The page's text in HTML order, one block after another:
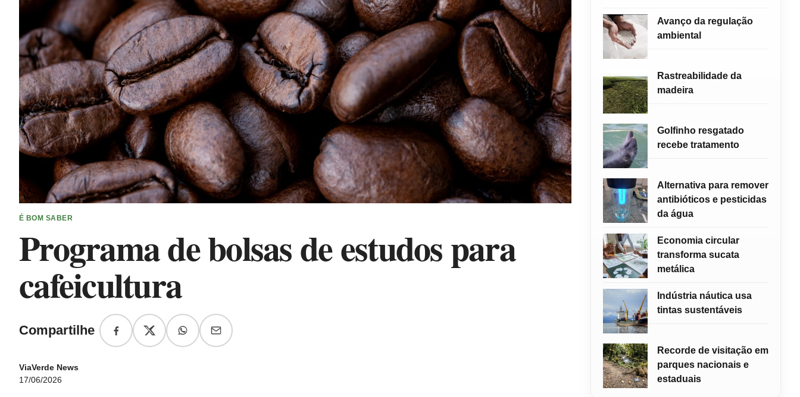
É BOM SABER
Programa de bolsas de estudos para
cafeicultura
Compartilhe
ViaVerde News
17/06/2026
Avanço da regulação
ambiental
Rastreabilidade da
madeira
Golfinho resgatado
recebe tratamento
Alternativa para remover
antibióticos e pesticidas
da água
Economia circular
transforma sucata
metálica
Indústria náutica usa
tintas sustentáveis
Recorde de visitação em
parques nacionais e
estaduais